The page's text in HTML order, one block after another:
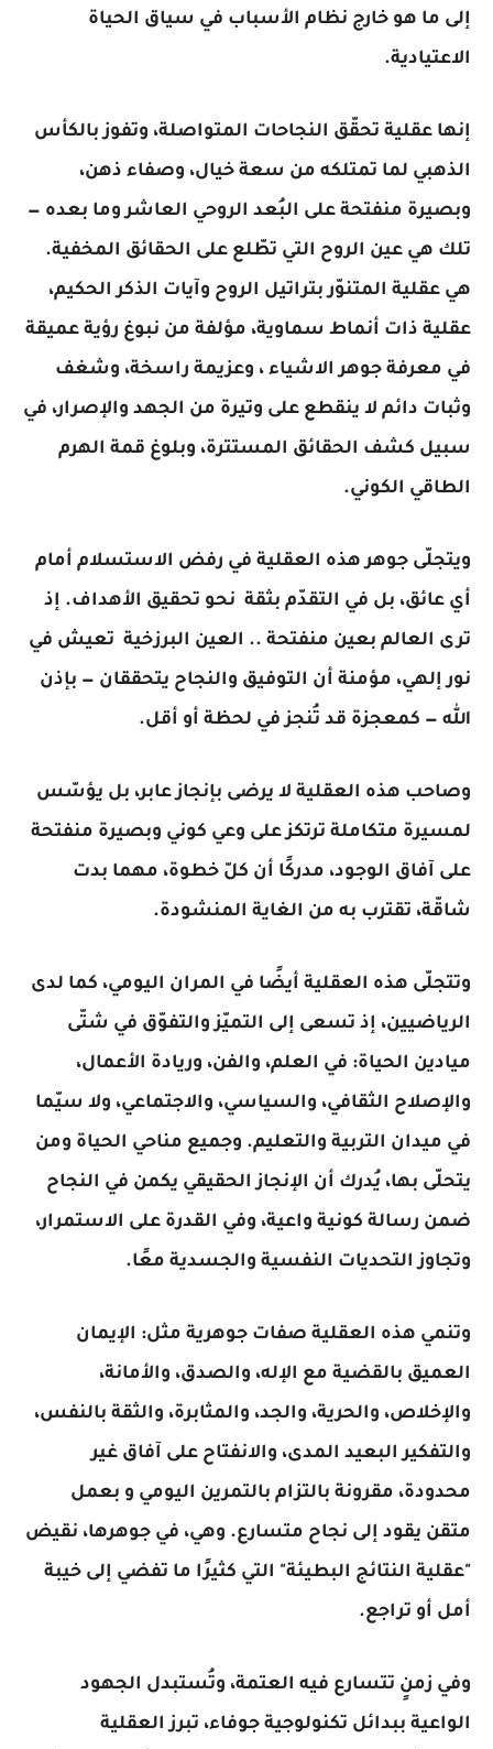
إلى ما هو خارج نظام الأسباب في سياق الحياة
الاعتيادية.
إنها عقلية تحقّق النجاحات المتواصلة، وتفوز بالكأس
الذهبي لما تمتلكه من سعة خيال، وصفاء ذهن،
وبصيرة منفتحة على البُعد الروحي العاشر وما بعده —
تلك هي عين الروح التي تطّلع على الحقائق المخفية.
هي عقلية المتنوّر بتراتيل الروح وآيات الذكر الحكيم،
عقلية ذات أنماط سماوية، مؤلفة من نبوغ رؤية عميقة
في معرفة جوهر الاشياء ، وعزيمة راسخة، وشغف
وثبات دائم لا ينقطع على وتيرة من الجهد والإصرار، في
سبيل كشف الحقائق المستترة، وبلوغ قمة الهرم
الطاقي الكوني.
ويتجلّى جوهر هذه العقلية في رفض الاستسلام أمام
أي عائق، بل في التقدّم بثقة نحو تحقيق الأهداف. إذ
ترى العالم بعين منفتحة .. العين البرزخية تعيش في
نور إلهي، مؤمنة أن التوفيق والنجاح يتحققان — بإذن
الله — كمعجزة قد تُنجز في لحظة أو أقل.
وصاحب هذه العقلية لا يرضى بإنجاز عابر، بل يؤسّس
لمسيرة متكاملة ترتكز على وعي كوني وبصيرة منفتحة
على آفاق الوجود، مدركًا أن كلّ خطوة، مهما بدت
شاقّة، تقترب به من الغاية المنشودة.
وتتجلّى هذه العقلية أيضًا في المران اليومي، كما لدى
الرياضيين، إذ تسعى إلى التميّز والتفوّق في شتّى
ميادين الحياة: في العلم، والفن، وريادة الأعمال،
والإصلاح الثقافي، والسياسي، والاجتماعي، ولا سيّما
في ميدان التربية والتعليم. وجميع مناحي الحياة ومن
يتحلّى بها، يُدرك أن الإنجاز الحقيقي يكمن في النجاح
ضمن رسالة كونية واعية، وفي القدرة على الاستمرار،
وتجاوز التحديات النفسية والجسدية معًا.
وتنمي هذه العقلية صفات جوهرية مثل: الإيمان
العميق بالقضية مع الإله، والصدق، والأمانة،
والإخلاص، والحرية، والجد، والمثابرة، والثقة بالنفس،
والتفكير البعيد المدى، والانفتاح على آفاق غير
محدودة، مقرونة بالتزام بالتمرين اليومي و بعمل
متقن يقود إلى نجاح متسارع. وهي، في جوهرها، نقيض
"عقلية النتائج البطيئة" التي كثيرًا ما تفضي إلى خيبة
أمل أو تراجع.
وفي زمنٍ تتسارع فيه العتمة، وتُستبدل الجهود
الواعية ببدائل تكنولوجية جوفاء، تبرز العقلية